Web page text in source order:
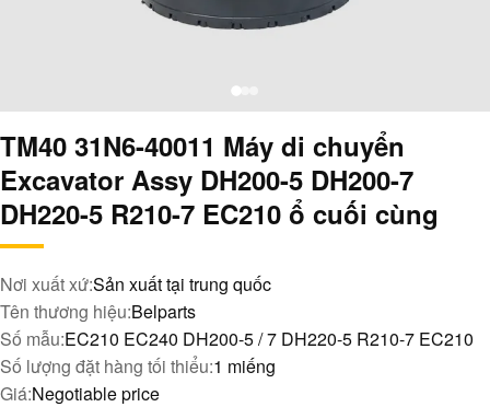
TM40 31N6-40011 Máy di chuyển
Excavator Assy DH200-5 DH200-7
DH220-5 R210-7 EC210 ổ cuối cùng
Nơi xuất xứ:Sản xuất tại trung quốc
Tên thương hiệu:Belparts
Số mẫu:EC210 EC240 DH200-5 / 7 DH220-5 R210-7 EC210
Số lượng đặt hàng tối thiểu:1 miếng
Giá:Negotiable price